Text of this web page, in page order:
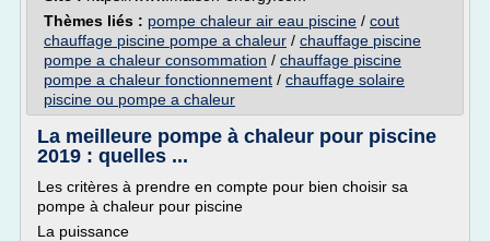
Thèmes liés : pompe chaleur air eau piscine / cout
chauffage piscine pompe a chaleur / chauffage piscine
pompe a chaleur consommation / chauffage piscine
pompe a chaleur fonctionnement / chauffage solaire
piscine ou pompe a chaleur
La meilleure pompe à chaleur pour piscine
2019 : quelles ...
Les critères à prendre en compte pour bien choisir sa
pompe à chaleur pour piscine
La puissance